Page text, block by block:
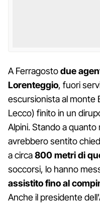
A Ferragostodue
Lorenteggio, fuori
escursionista al monte
Lecco) finito in un
Alpini. Stando a
avrebbero sentito
a circa800 metri di
soccorsi, lo hanno
assistito fino al
Anche il presidente